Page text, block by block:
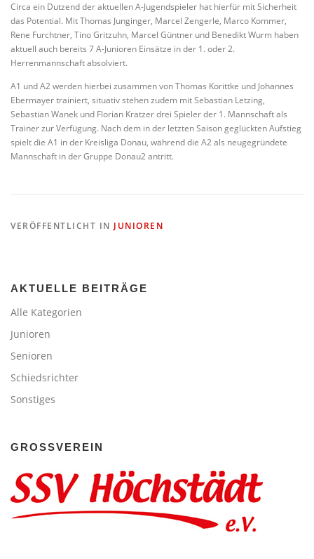
Circa ein Dutzend der aktuellen A-Jugendspieler hat hierfür mit Sicherheit
das Potential. Mit Thomas Junginger, Marcel Zengerle, Marco Kommer,
Rene Furchtner, Tino Gritzuhn, Marcel Güntner und Benedikt Wurm haben
aktuell auch bereits 7 A-Junioren Einsätze in der 1. oder 2.
Herrenmannschaft absolviert.
A1 und A2 werden hierbei zusammen von Thomas Korittke und Johannes
Ebermayer trainiert, situativ stehen zudem mit Sebastian Letzing,
Sebastian Wanek und Florian Kratzer drei Spieler der 1. Mannschaft als
Trainer zur Verfügung. Nach dem in der letzten Saison geglückten Aufstieg
spielt die A1 in der Kreisliga Donau, während die A2 als neugegründete
Mannschaft in der Gruppe Donau2 antritt.
VERÖFFENTLICHT IN JUNIOREN
AKTUELLE BEITRÄGE
Alle Kategorien
Junioren
Senioren
Schiedsrichter
Sonstiges
GROSSVEREIN